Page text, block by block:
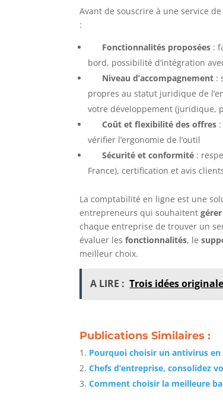
Avant de souscrire à une service
:
Fonctionnalités proposées :
bord, possibilité d’intégration
Niveau d’accompagnement :
propres au statut juridique de
votre développement (juridique,
Coût et flexibilité des offres
vérifier l’ergonomie de l’outil
Sécurité et conformité :
France), certification et avis
La comptabilité en ligne est une
entrepreneurs qui souhaitent
chaque entreprise de trouver un
évaluer lesfonctionnalités, le
meilleur choix.
A LIRE : Trois idées
Publications Similaires :
Pourquoi choisir un antivirus
Chefs d’entreprise, consolidez
Comment choisir la meilleure